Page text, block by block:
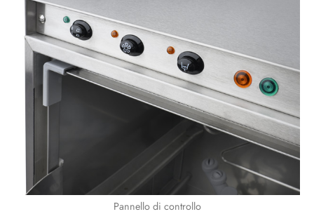
Pannello di controllo